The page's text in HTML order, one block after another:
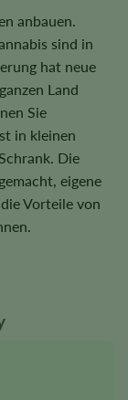
anbauen.
sind in
hat neue
Land
Sie
in kleinen
Die
eigene
Vorteile von